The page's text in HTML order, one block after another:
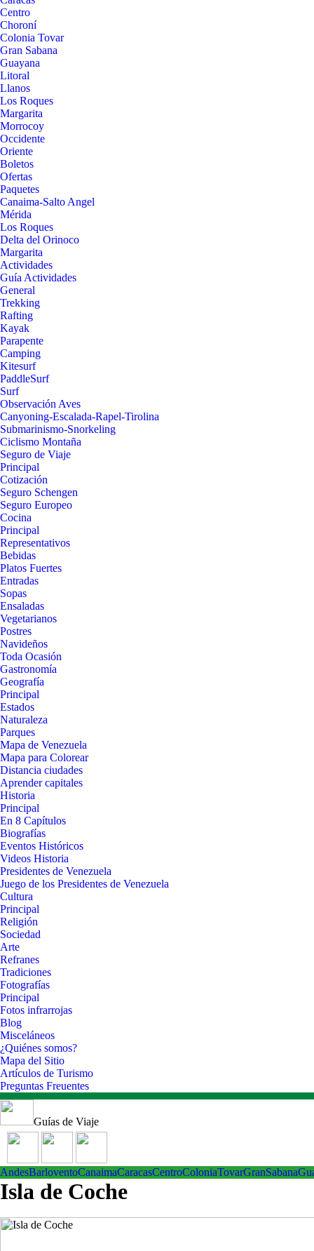
Centro
Choroní
Colonia Tovar
Gran Sabana
Guayana
Litoral
Llanos
Los Roques
Margarita
Morrocoy
Occidente
Oriente
Boletos
Ofertas
Paquetes
Canaima-Salto Angel
Mérida
Los Roques
Delta del Orinoco
Margarita
Actividades
Guía Actividades
General
Trekking
Rafting
Kayak
Parapente
Camping
Kitesurf
PaddleSurf
Surf
Observación Aves
Canyoning-Escalada-Rapel-Tirolina
Submarinismo-Snorkeling
Ciclismo Montaña
Seguro de Viaje
Principal
Cotización
Seguro Schengen
Seguro Europeo
Cocina
Principal
Representativos
Bebidas
Platos Fuertes
Entradas
Sopas
Ensaladas
Vegetarianos
Postres
Navideños
Toda Ocasión
Gastronomía
Geografía
Principal
Estados
Naturaleza
Parques
Mapa de Venezuela
Mapa para Colorear
Distancia ciudades
Aprender capitales
Historia
Principal
En 8 Capítulos
Biografías
Eventos Históricos
Videos Historia
Presidentes de Venezuela
Juego de los Presidentes de Venezuela
Cultura
Principal
Religión
Sociedad
Arte
Refranes
Tradiciones
Fotografías
Principal
Fotos infrarrojas
Blog
Misceláneos
¿Quiénes somos?
Mapa del Sitio
Artículos de Turismo
Preguntas Freuentes
Guías de Viaje
AndesBarloventoCanaimaCaracasCentroColoniaTovarGranSabana
Isla de Coche